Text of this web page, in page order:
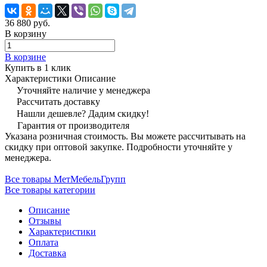
36 880 руб.
В корзину
В корзине
Купить в 1 клик
Характеристики Описание
Уточняйте наличие у менеджера
Рассчитать доставку
Нашли дешевле? Дадим скидку!
Гарантия от производителя
Указана розничная стоимость. Вы можете рассчитывать на
скидку при оптовой закупке. Подробности уточняйте у
менеджера.
Все товары МетМебельГрупп
Все товары категории
Описание
Отзывы
Характеристики
Оплата
Доставка